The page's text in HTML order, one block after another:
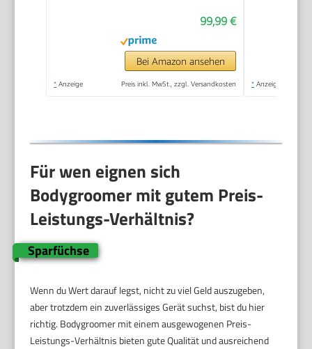
Köpfen, Intimate Trim
& Shave, 100%
duschfest, 120 Min.
Laufzeit, Modell
99,99 €
Bei Amazon ansehen
* Anzeige Preis inkl. MwSt., zzgl. Versandkosten * Anzeige
Für wen eignen sich
Bodygroomer mit gutem Preis-
Leistungs-Verhältnis?
Sparfüchse
Wenn du Wert darauf legst, nicht zu viel Geld auszugeben,
aber trotzdem ein zuverlässiges Gerät suchst, bist du hier
richtig. Bodygroomer mit einem ausgewogenen Preis-
Leistungs-Verhältnis bieten gute Qualität und ausreichend